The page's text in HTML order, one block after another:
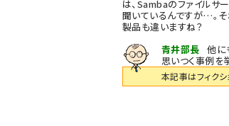
は、Sambaのファイルサ
聞いているんですが…。
製品も違いますね？
青井部長 他に
思いつく事例を
本記事はフィク